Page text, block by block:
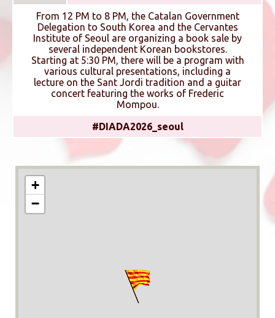
From 12 PM to 8 PM, the Catalan Government
Delegation to South Korea and the Cervantes
Institute of Seoul are organizing a book sale by
several independent Korean bookstores.
Starting at 5:30 PM, there will be a program with
various cultural presentations, including a
lecture on the Sant Jordi tradition and a guitar
concert featuring the works of Frederic
Mompou.
#DIADA2026_seoul
+
−